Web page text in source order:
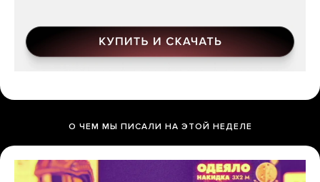
О ЧЕМ МЫ ПИСАЛИ НА ЭТОЙ НЕДЕЛЕ